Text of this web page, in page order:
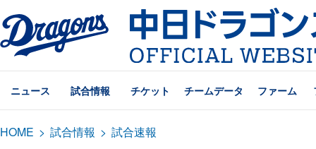
ニュース 試合情報 チケット チームデータ ファーム
HOME > 試合情報 > 試合速報